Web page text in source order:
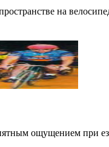
на
ощущением при